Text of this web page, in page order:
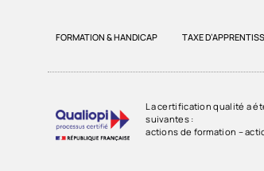
FORMATION & HANDICAP TAXE
La certification qualité a
suivantes :
actions de formation –